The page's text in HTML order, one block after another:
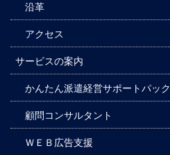
沿革
アクセス
サービスの案内
かんたん派遣経営サポートパック
顧問コンサルタント
ＷＥＢ広告支援